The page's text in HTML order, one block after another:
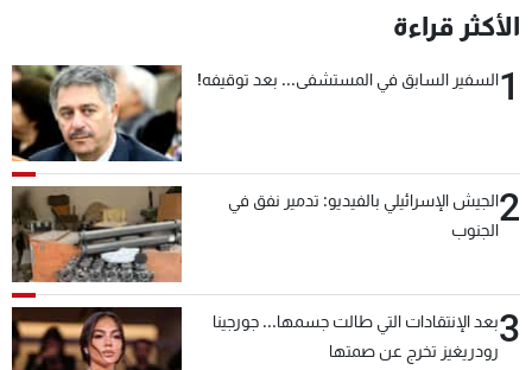
الأكثر قراءة
1السفير السابق في المستشفى... بعد توقيفه!
2الجيش الإسرائيلي بالفيديو: تدمير نفق في
الجنوب
3بعد الإنتقادات التي طالت جسمها... جورجينا
رودريغيز تخرج عن صمتها
جدول البرامج
عن MTV
شروط الإسـتخدام
سياسة الخصوصية